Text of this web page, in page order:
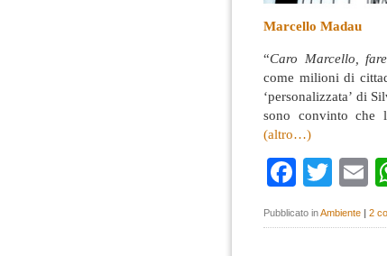
Marcello Madau
“Caro Marcello,
come milioni di
‘personalizzata’ di
sono convinto che
(altro…)
Pubblicato inAmbiente | 2